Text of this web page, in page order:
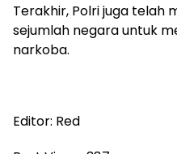
Terakhir, Polri juga telah
sejumlah negara untuk
narkoba.
Editor: Red